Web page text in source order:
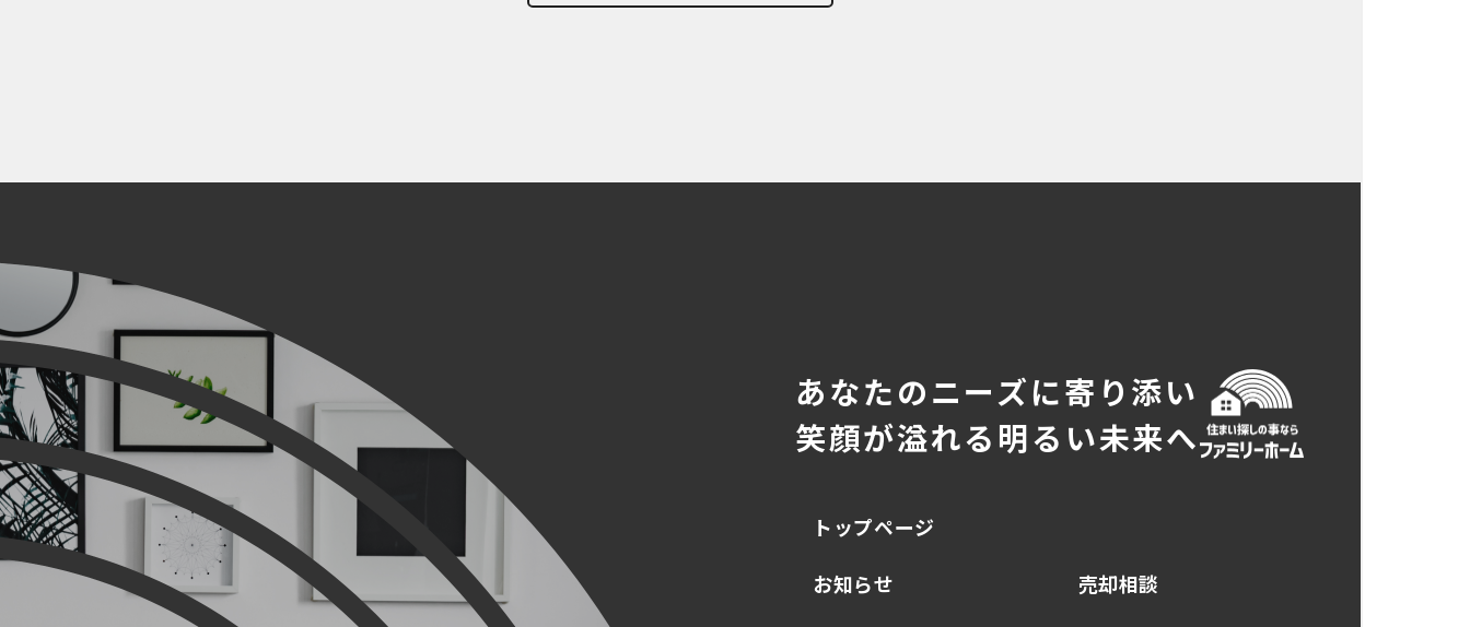
あなたのニーズに寄り添い
笑顔が溢れる明るい未来へ
トップページ
お知らせ
売却相談